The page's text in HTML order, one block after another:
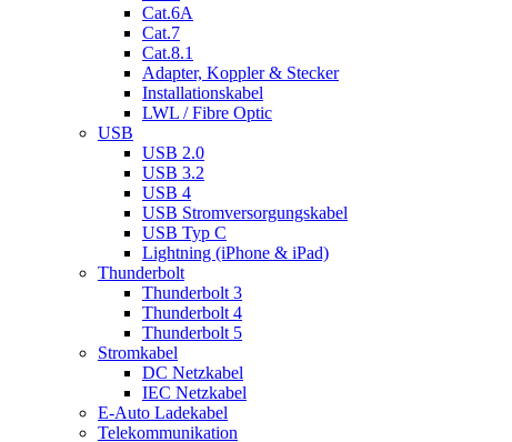
Cat.6A
Cat.7
Cat.8.1
Adapter, Koppler & Stecker
Installationskabel
LWL / Fibre Optic
USB
USB 2.0
USB 3.2
USB 4
USB Stromversorgungskabel
USB Typ C
Lightning (iPhone & iPad)
Thunderbolt
Thunderbolt 3
Thunderbolt 4
Thunderbolt 5
Stromkabel
DC Netzkabel
IEC Netzkabel
E-Auto Ladekabel
Telekommunikation